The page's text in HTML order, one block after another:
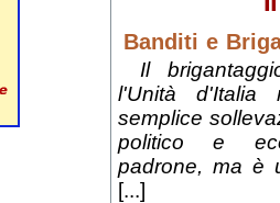
Banditi e
Il
l'Unità
semplice
politico e
padrone, ma è
[...]